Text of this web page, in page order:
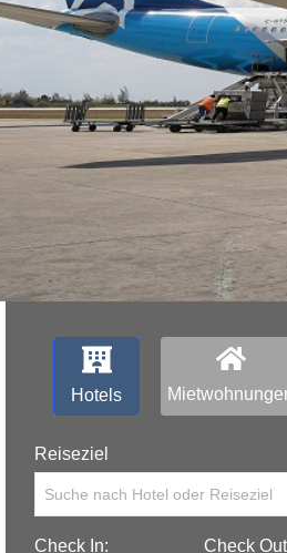
Hotels
Reiseziel
Suche nach Hotel oder Reiseziel
Check In: Check